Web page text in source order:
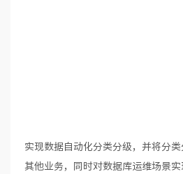
实现数据自动化分类分级，并将分
其他业务，同时对数据库运维场景